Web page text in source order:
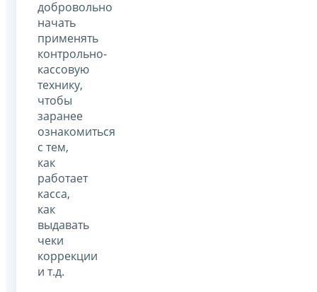
добровольно
начать
применять
контрольно-
кассовую
технику,
чтобы
заранее
ознакомиться
с тем,
как
работает
касса,
как
выдавать
чеки
коррекции
и т.д.